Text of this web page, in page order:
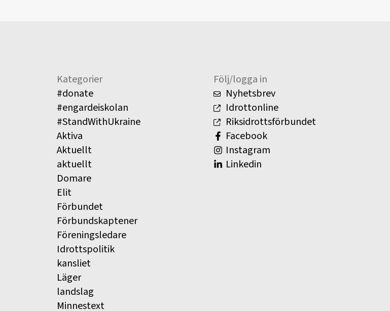
Kategorier
#donate
#engardeiskolan
#StandWithUkraine
Aktiva
Aktuellt
aktuellt
Domare
Elit
Förbundet
Förbundskaptener
Föreningsledare
Idrottspolitik
kansliet
Läger
landslag
Minnestext
Följ/logga in
Nyhetsbrev
Idrottonline
Riksidrottsförbundet
Facebook
Instagram
Linkedin